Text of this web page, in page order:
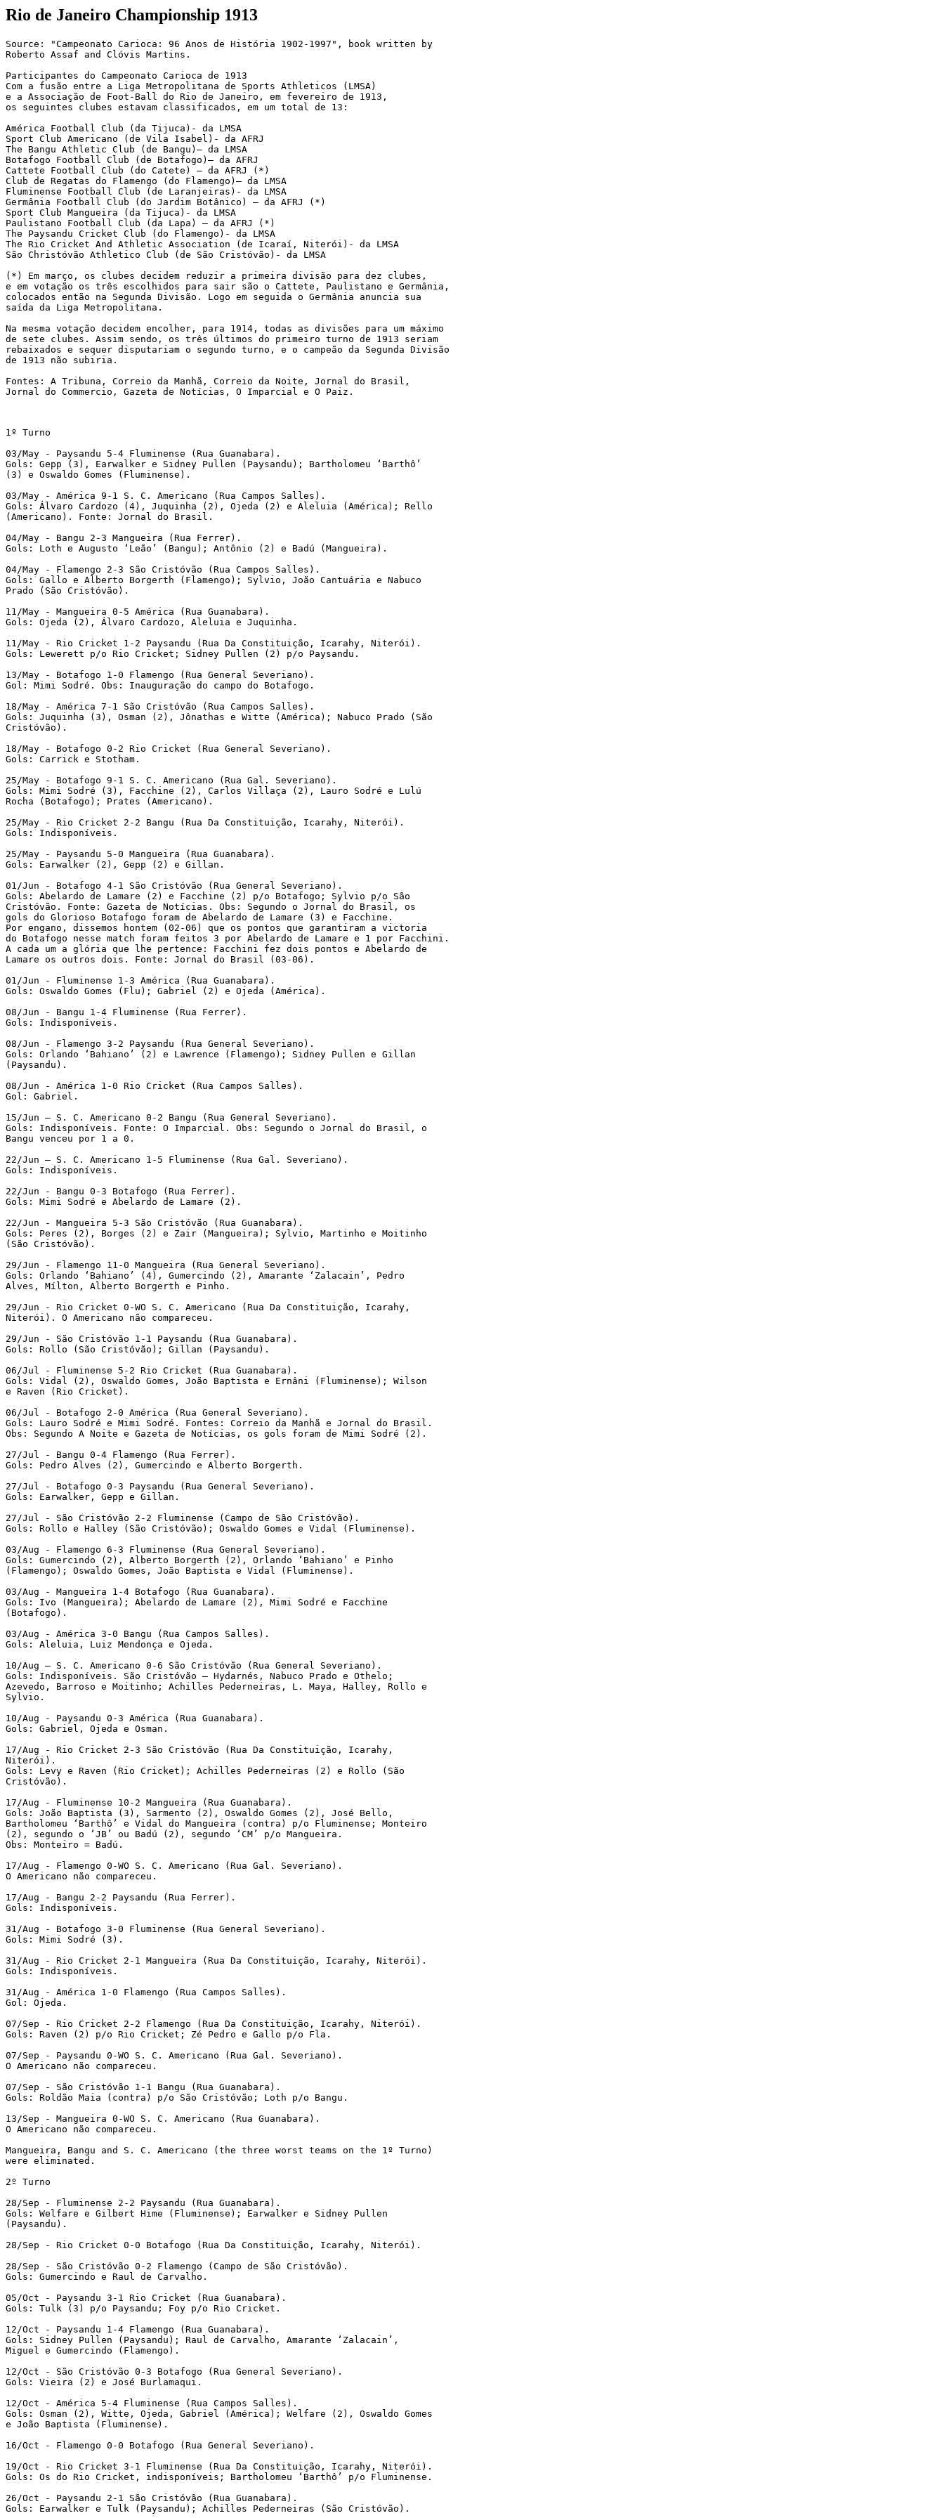
Rio de Janeiro Championship 1913
Source: "Campeonato Carioca: 96 Anos de História 1902-1997", book written by
Roberto Assaf and Clóvis Martins.
Participantes do Campeonato Carioca de 1913
Com a fusão entre a Liga Metropolitana de Sports Athleticos (LMSA)
e a Associação de Foot-Ball do Rio de Janeiro, em fevereiro de 1913,
os seguintes clubes estavam classificados, em um total de 13:
América Football Club (da Tijuca)- da LMSA
Sport Club Americano (de Vila Isabel)- da AFRJ
The Bangu Athletic Club (de Bangu)– da LMSA
Botafogo Football Club (de Botafogo)– da AFRJ
Cattete Football Club (do Catete) – da AFRJ (*)
Club de Regatas do Flamengo (do Flamengo)– da LMSA
Fluminense Football Club (de Laranjeiras)- da LMSA
Germânia Football Club (do Jardim Botânico) – da AFRJ (*)
Sport Club Mangueira (da Tijuca)- da LMSA
Paulistano Football Club (da Lapa) – da AFRJ (*)
The Paysandu Cricket Club (do Flamengo)- da LMSA
The Rio Cricket And Athletic Association (de Icaraí, Niterói)- da LMSA
São Christóvão Athletico Club (de São Cristóvão)- da LMSA
(*) Em março, os clubes decidem reduzir a primeira divisão para dez clubes,
e em votação os três escolhidos para sair são o Cattete, Paulistano e Germânia,
colocados então na Segunda Divisão. Logo em seguida o Germânia anuncia sua
saída da Liga Metropolitana.
Na mesma votação decidem encolher, para 1914, todas as divisões para um máximo
de sete clubes. Assim sendo, os três últimos do primeiro turno de 1913 seriam
rebaixados e sequer disputariam o segundo turno, e o campeão da Segunda Divisão
de 1913 não subiria.
Fontes: A Tribuna, Correio da Manhã, Correio da Noite, Jornal do Brasil,
Jornal do Commercio, Gazeta de Notícias, O Imparcial e O Paiz.
1º Turno
03/May - Paysandu 5-4 Fluminense (Rua Guanabara).
Gols: Gepp (3), Earwalker e Sidney Pullen (Paysandu); Bartholomeu ‘Barthô’
(3) e Oswaldo Gomes (Fluminense).
03/May - América 9-1 S. C. Americano (Rua Campos Salles).
Gols: Álvaro Cardozo (4), Juquinha (2), Ojeda (2) e Aleluia (América); Rello
(Americano). Fonte: Jornal do Brasil.
04/May - Bangu 2-3 Mangueira (Rua Ferrer).
Gols: Loth e Augusto ‘Leão’ (Bangu); Antônio (2) e Badú (Mangueira).
04/May - Flamengo 2-3 São Cristóvão (Rua Campos Salles).
Gols: Gallo e Alberto Borgerth (Flamengo); Sylvio, João Cantuária e Nabuco
Prado (São Cristóvão).
11/May - Mangueira 0-5 América (Rua Guanabara).
Gols: Ojeda (2), Álvaro Cardozo, Aleluia e Juquinha.
11/May - Rio Cricket 1-2 Paysandu (Rua Da Constituição, Icarahy, Niterói).
Gols: Lewerett p/o Rio Cricket; Sidney Pullen (2) p/o Paysandu.
13/May - Botafogo 1-0 Flamengo (Rua General Severiano).
Gol: Mimi Sodré. Obs: Inauguração do campo do Botafogo.
18/May - América 7-1 São Cristóvão (Rua Campos Salles).
Gols: Juquinha (3), Osman (2), Jônathas e Witte (América); Nabuco Prado (São
Cristóvão).
18/May - Botafogo 0-2 Rio Cricket (Rua General Severiano).
Gols: Carrick e Stotham.
25/May - Botafogo 9-1 S. C. Americano (Rua Gal. Severiano).
Gols: Mimi Sodré (3), Facchine (2), Carlos Villaça (2), Lauro Sodré e Lulú
Rocha (Botafogo); Prates (Americano).
25/May - Rio Cricket 2-2 Bangu (Rua Da Constituição, Icarahy, Niterói).
Gols: Indisponíveis.
25/May - Paysandu 5-0 Mangueira (Rua Guanabara).
Gols: Earwalker (2), Gepp (2) e Gillan.
01/Jun - Botafogo 4-1 São Cristóvão (Rua General Severiano).
Gols: Abelardo de Lamare (2) e Facchine (2) p/o Botafogo; Sylvio p/o São
Cristóvão. Fonte: Gazeta de Notícias. Obs: Segundo o Jornal do Brasil, os
gols do Glorioso Botafogo foram de Abelardo de Lamare (3) e Facchine.
Por engano, dissemos hontem (02-06) que os pontos que garantiram a victoria
do Botafogo nesse match foram feitos 3 por Abelardo de Lamare e 1 por Facchini.
A cada um a glória que lhe pertence: Facchini fez dois pontos e Abelardo de
Lamare os outros dois. Fonte: Jornal do Brasil (03-06).
01/Jun - Fluminense 1-3 América (Rua Guanabara).
Gols: Oswaldo Gomes (Flu); Gabriel (2) e Ojeda (América).
08/Jun - Bangu 1-4 Fluminense (Rua Ferrer).
Gols: Indisponíveis.
08/Jun - Flamengo 3-2 Paysandu (Rua General Severiano).
Gols: Orlando ‘Bahiano’ (2) e Lawrence (Flamengo); Sidney Pullen e Gillan
(Paysandu).
08/Jun - América 1-0 Rio Cricket (Rua Campos Salles).
Gol: Gabriel.
15/Jun – S. C. Americano 0-2 Bangu (Rua General Severiano).
Gols: Indisponíveis. Fonte: O Imparcial. Obs: Segundo o Jornal do Brasil, o
Bangu venceu por 1 a 0.
22/Jun – S. C. Americano 1-5 Fluminense (Rua Gal. Severiano).
Gols: Indisponíveis.
22/Jun - Bangu 0-3 Botafogo (Rua Ferrer).
Gols: Mimi Sodré e Abelardo de Lamare (2).
22/Jun - Mangueira 5-3 São Cristóvão (Rua Guanabara).
Gols: Peres (2), Borges (2) e Zair (Mangueira); Sylvio, Martinho e Moitinho
(São Cristóvão).
29/Jun - Flamengo 11-0 Mangueira (Rua General Severiano).
Gols: Orlando ‘Bahiano’ (4), Gumercindo (2), Amarante ‘Zalacain’, Pedro
Alves, Mílton, Alberto Borgerth e Pinho.
29/Jun - Rio Cricket 0-WO S. C. Americano (Rua Da Constituição, Icarahy,
Niterói). O Americano não compareceu.
29/Jun - São Cristóvão 1-1 Paysandu (Rua Guanabara).
Gols: Rollo (São Cristóvão); Gillan (Paysandu).
06/Jul - Fluminense 5-2 Rio Cricket (Rua Guanabara).
Gols: Vidal (2), Oswaldo Gomes, João Baptista e Ernâni (Fluminense); Wilson
e Raven (Rio Cricket).
06/Jul - Botafogo 2-0 América (Rua General Severiano).
Gols: Lauro Sodré e Mimi Sodré. Fontes: Correio da Manhã e Jornal do Brasil.
Obs: Segundo A Noite e Gazeta de Notícias, os gols foram de Mimi Sodré (2).
27/Jul - Bangu 0-4 Flamengo (Rua Ferrer).
Gols: Pedro Alves (2), Gumercindo e Alberto Borgerth.
27/Jul - Botafogo 0-3 Paysandu (Rua General Severiano).
Gols: Earwalker, Gepp e Gillan.
27/Jul - São Cristóvão 2-2 Fluminense (Campo de São Cristóvão).
Gols: Rollo e Halley (São Cristóvão); Oswaldo Gomes e Vidal (Fluminense).
03/Aug - Flamengo 6-3 Fluminense (Rua General Severiano).
Gols: Gumercindo (2), Alberto Borgerth (2), Orlando ‘Bahiano’ e Pinho
(Flamengo); Oswaldo Gomes, João Baptista e Vidal (Fluminense).
03/Aug - Mangueira 1-4 Botafogo (Rua Guanabara).
Gols: Ivo (Mangueira); Abelardo de Lamare (2), Mimi Sodré e Facchine
(Botafogo).
03/Aug - América 3-0 Bangu (Rua Campos Salles).
Gols: Aleluia, Luiz Mendonça e Ojeda.
10/Aug – S. C. Americano 0-6 São Cristóvão (Rua General Severiano).
Gols: Indisponíveis. São Cristóvão – Hydarnés, Nabuco Prado e Othelo;
Azevedo, Barroso e Moitinho; Achilles Pederneiras, L. Maya, Halley, Rollo e
Sylvio.
10/Aug - Paysandu 0-3 América (Rua Guanabara).
Gols: Gabriel, Ojeda e Osman.
17/Aug - Rio Cricket 2-3 São Cristóvão (Rua Da Constituição, Icarahy,
Niterói).
Gols: Levy e Raven (Rio Cricket); Achilles Pederneiras (2) e Rollo (São
Cristóvão).
17/Aug - Fluminense 10-2 Mangueira (Rua Guanabara).
Gols: João Baptista (3), Sarmento (2), Oswaldo Gomes (2), José Bello,
Bartholomeu ‘Barthô’ e Vidal do Mangueira (contra) p/o Fluminense; Monteiro
(2), segundo o ‘JB’ ou Badú (2), segundo ‘CM’ p/o Mangueira.
Obs: Monteiro = Badú.
17/Aug - Flamengo 0-WO S. C. Americano (Rua Gal. Severiano).
O Americano não compareceu.
17/Aug - Bangu 2-2 Paysandu (Rua Ferrer).
Gols: Indisponíveis.
31/Aug - Botafogo 3-0 Fluminense (Rua General Severiano).
Gols: Mimi Sodré (3).
31/Aug - Rio Cricket 2-1 Mangueira (Rua Da Constituição, Icarahy, Niterói).
Gols: Indisponíveis.
31/Aug - América 1-0 Flamengo (Rua Campos Salles).
Gol: Ojeda.
07/Sep - Rio Cricket 2-2 Flamengo (Rua Da Constituição, Icarahy, Niterói).
Gols: Raven (2) p/o Rio Cricket; Zé Pedro e Gallo p/o Fla.
07/Sep - Paysandu 0-WO S. C. Americano (Rua Gal. Severiano).
O Americano não compareceu.
07/Sep - São Cristóvão 1-1 Bangu (Rua Guanabara).
Gols: Roldão Maia (contra) p/o São Cristóvão; Loth p/o Bangu.
13/Sep - Mangueira 0-WO S. C. Americano (Rua Guanabara).
O Americano não compareceu.
Mangueira, Bangu and S. C. Americano (the three worst teams on the 1º Turno)
were eliminated.
2º Turno
28/Sep - Fluminense 2-2 Paysandu (Rua Guanabara).
Gols: Welfare e Gilbert Hime (Fluminense); Earwalker e Sidney Pullen
(Paysandu).
28/Sep - Rio Cricket 0-0 Botafogo (Rua Da Constituição, Icarahy, Niterói).
28/Sep - São Cristóvão 0-2 Flamengo (Campo de São Cristóvão).
Gols: Gumercindo e Raul de Carvalho.
05/Oct - Paysandu 3-1 Rio Cricket (Rua Guanabara).
Gols: Tulk (3) p/o Paysandu; Foy p/o Rio Cricket.
12/Oct - Paysandu 1-4 Flamengo (Rua Guanabara).
Gols: Sidney Pullen (Paysandu); Raul de Carvalho, Amarante ‘Zalacain’,
Miguel e Gumercindo (Flamengo).
12/Oct - São Cristóvão 0-3 Botafogo (Rua General Severiano).
Gols: Vieira (2) e José Burlamaqui.
12/Oct - América 5-4 Fluminense (Rua Campos Salles).
Gols: Osman (2), Witte, Ojeda, Gabriel (América); Welfare (2), Oswaldo Gomes
e João Baptista (Fluminense).
16/Oct - Flamengo 0-0 Botafogo (Rua General Severiano).
19/Oct - Rio Cricket 3-1 Fluminense (Rua Da Constituição, Icarahy, Niterói).
Gols: Os do Rio Cricket, indisponíveis; Bartholomeu ‘Barthô’ p/o Fluminense.
26/Oct - Paysandu 2-1 São Cristóvão (Rua Guanabara).
Gols: Earwalker e Tulk (Paysandu); Achilles Pederneiras (São Cristóvão).